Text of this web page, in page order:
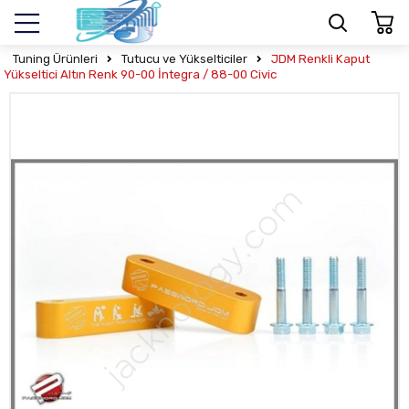
Tuning Ürünleri Tutucu ve Yükselticiler
JDM Renkli Kaput
Yükseltici Altın Renk 90-00 İntegra / 88-00 Civic